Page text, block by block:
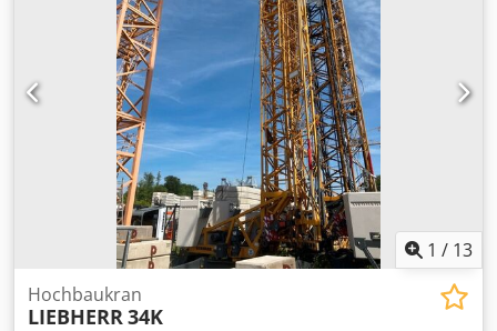
1 / 13
Hochbaukran
LIEBHERR34K